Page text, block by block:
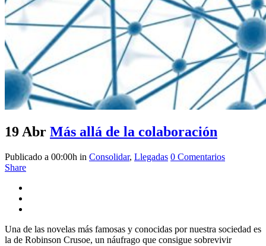
19 Abr Más allá de la colaboración
Publicado a 00:00h in Consolidar, Llegadas 0 Comentarios
Share
Una de las novelas más famosas y conocidas por nuestra sociedad es
la de Robinson Crusoe, un náufrago que consigue sobrevivir